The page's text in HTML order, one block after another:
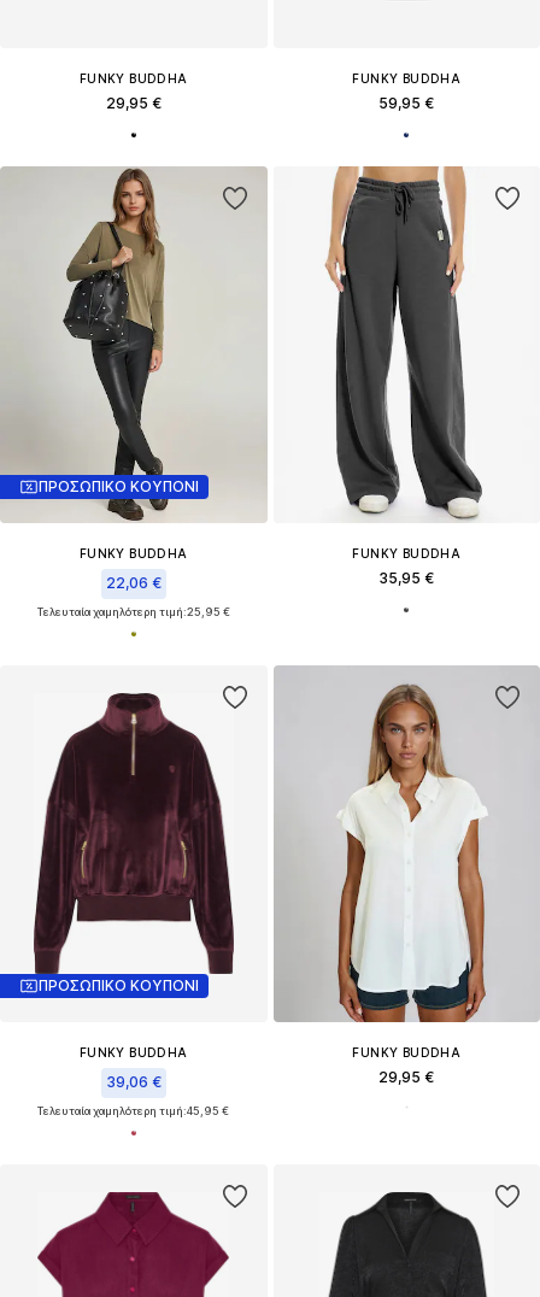
FUNKY BUDDHA
29,95 €
FUNKY BUDDHA
59,95 €
ΠΡΟΣΩΠΙΚΟ ΚΟΥΠΟΝΙ
FUNKY BUDDHA
22,06 €
Τελευταία χαμηλότερη τιμή:25,95 €
FUNKY BUDDHA
35,95 €
ΠΡΟΣΩΠΙΚΟ ΚΟΥΠΟΝΙ
FUNKY BUDDHA
39,06 €
Τελευταία χαμηλότερη τιμή:45,95 €
FUNKY BUDDHA
29,95 €